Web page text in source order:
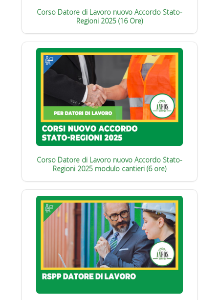
Corso Datore di Lavoro nuovo Accordo Stato-
Regioni 2025 (16 Ore)
Corso Datore di Lavoro nuovo Accordo Stato-
Regioni 2025 modulo cantieri (6 ore)